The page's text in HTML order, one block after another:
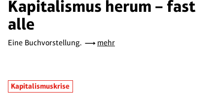
Kapitalismus herum – fast
alle
Eine Buchvorstellung. mehr
Kapitalismuskrise